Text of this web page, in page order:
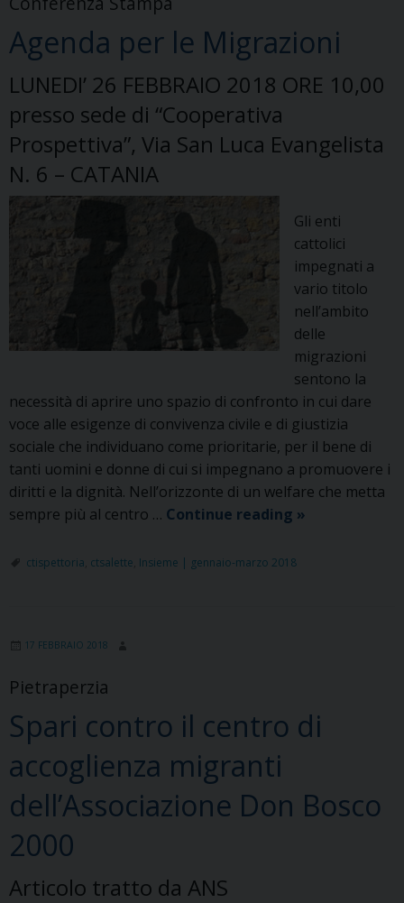
Agenda per le Migrazioni
LUNEDI’ 26 FEBBRAIO 2018 ORE 10,00
presso sede di “Cooperativa
Prospettiva”, Via San Luca Evangelista
N. 6 – CATANIA
Gli enti
cattolici
impegnati a
vario titolo
nell’ambito
delle
migrazioni
sentono la
necessità di aprire uno spazio di confronto in cui dare
voce alle esigenze di convivenza civile e di giustizia
sociale che individuano come prioritarie, per il bene di
tanti uomini e donne di cui si impegnano a promuovere i
diritti e la dignità. Nell’orizzonte di un welfare che metta
sempre più al centro … Continue reading Agenda
»
ctispettoria ctsalette Insieme | gennaio-marzo 2018
17 FEBBRAIO 2018
Pietraperzia
Spari contro il centro di
accoglienza migranti
dell’Associazione Don Bosco
2000
Articolo tratto da ANS